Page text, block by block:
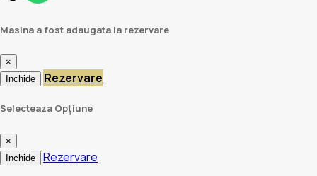
Masina a fost adaugata la rezervare
×
Inchide
Rezervare
Selecteaza Opțiune
×
Inchide
Rezervare